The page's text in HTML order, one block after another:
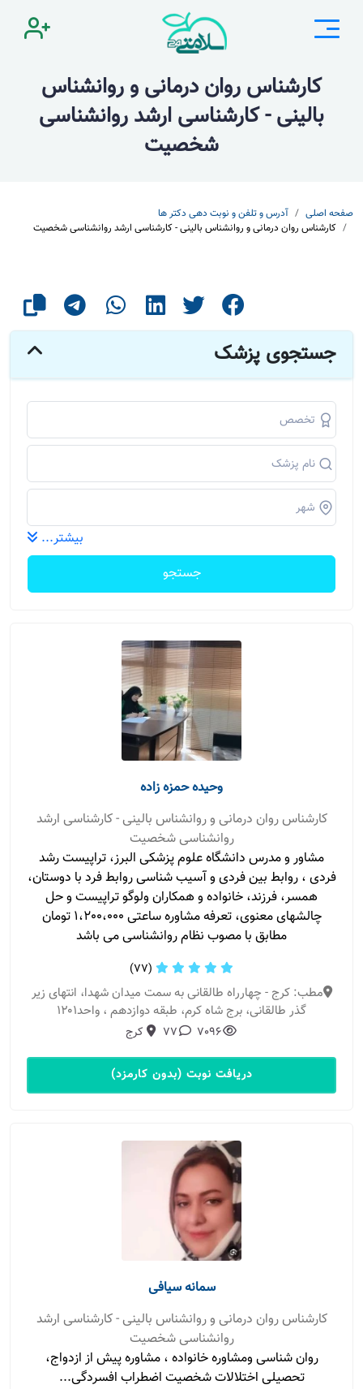
کارشناس روان درمانی و روانشناس
بالینی - کارشناسی ارشد روانشناسی
شخصیت
صفحه اصلی
آدرس و تلفن و نوبت دهی دکتر ها
کارشناس روان درمانی و روانشناس بالینی - کارشناسی ارشد روانشناسی شخصیت
جستجوی پزشک
بیشتر...
جستجو
وحیده حمزه زاده
کارشناس روان درمانی و روانشناس بالینی - کارشناسی ارشد
روانشناسی شخصیت
مشاور و مدرس دانشگاه علوم پزشکی البرز، تراپیست رشد
فردی ، روابط بین فردی و آسیب شناسی روابط فرد با دوستان،
همسر، فرزند، خانواده و همکاران ولوگو تراپیست و حل
چالشهای معنوی، تعرفه مشاوره ساعتی 1،200،000 تومان
مطابق با مصوب نظام روانشناسی می باشد
(77)
مطب: کرج - چهارراه طالقانی به سمت میدان شهدا، انتهای زیر
گذر طالقانی، برج شاه کرم، طبقه دوازدهم ، واحد۱۲۰۱
7096
77 کرج
دریافت نوبت (بدون کارمزد)
سمانه سیافی
کارشناس روان درمانی و روانشناس بالینی - کارشناسی ارشد
روانشناسی شخصیت
روان شناسی ومشاوره خانواده ، مشاوره پیش از ازدواج،
تحصیلی اختلالات شخصیت اضطراب افسردگی...